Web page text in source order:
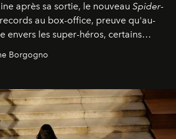
après sa sortie, le nouveau Spider-
au box-office, preuve qu'au-
envers les super-héros, certains
de susciter une ferveur intacte.
Borgogno